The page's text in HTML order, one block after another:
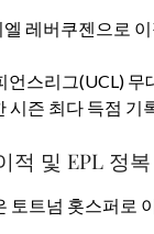
레버쿠젠으로
언스리그(UCL)
시즌 최다 득점 기
적 및 EPL 정복
토트넘 홋스퍼로